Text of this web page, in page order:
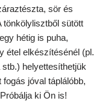
sör és
tönkölylisztből sütött
hétig is puha,
étel elkészítésénél (pl.
helyettesíthetjük
jóval táplálóbb,
ki Ön is!